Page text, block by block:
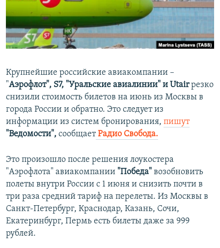
ПОБЕДИТЕЛЕЙ НЕ СУДЯТ?
КРЫМ.НЕПОКОРЕННЫЙ
ELIFBE
ПРИСОЕДИНЯЙТЕСЬ!
Все сайты RFE/RL
Крупнейшие российские авиакомпании –
"Аэрофлот", S7, "Уральские авиалинии" и Utairрезко
снизили стоимость билетов на июнь из Москвы в
города России и обратно. Это следует из
информации из систем бронирования, пишут
"Ведомости", сообщаетРадио Свобода.
Это произошло после решения лоукостера
"Аэрофлота" авиакомпании "Победа" возобновить
полеты внутри России с 1 июня и снизить почти в
три раза средний тариф на перелеты. Из Москвы в
Санкт-Петербург, Краснодар, Казань, Сочи,
Екатеринбург, Пермь есть билеты даже за 999
рублей.​